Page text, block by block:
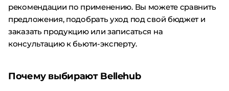
рекомендации по применению. Вы можете сравнить
предложения, подобрать уход под свой бюджет и
заказать продукцию или записаться на
консультацию к бьюти-эксперту.
Почему выбирают Bellehub